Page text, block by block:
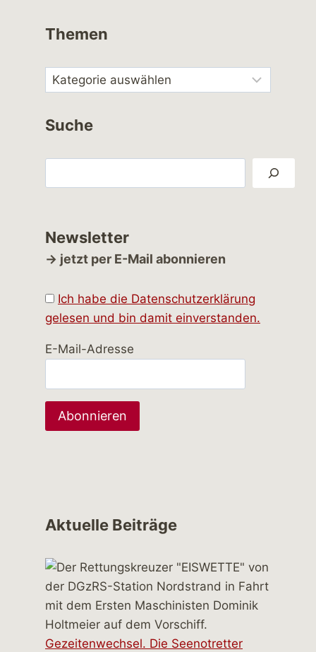
Themen
Suche
Newsletter
→ jetzt per E-Mail abonnieren
Ich habe die Datenschutzerklärung
gelesen und bin damit einverstanden.
E-Mail-Adresse
Aktuelle Beiträge
Gezeitenwechsel. Die Seenotretter